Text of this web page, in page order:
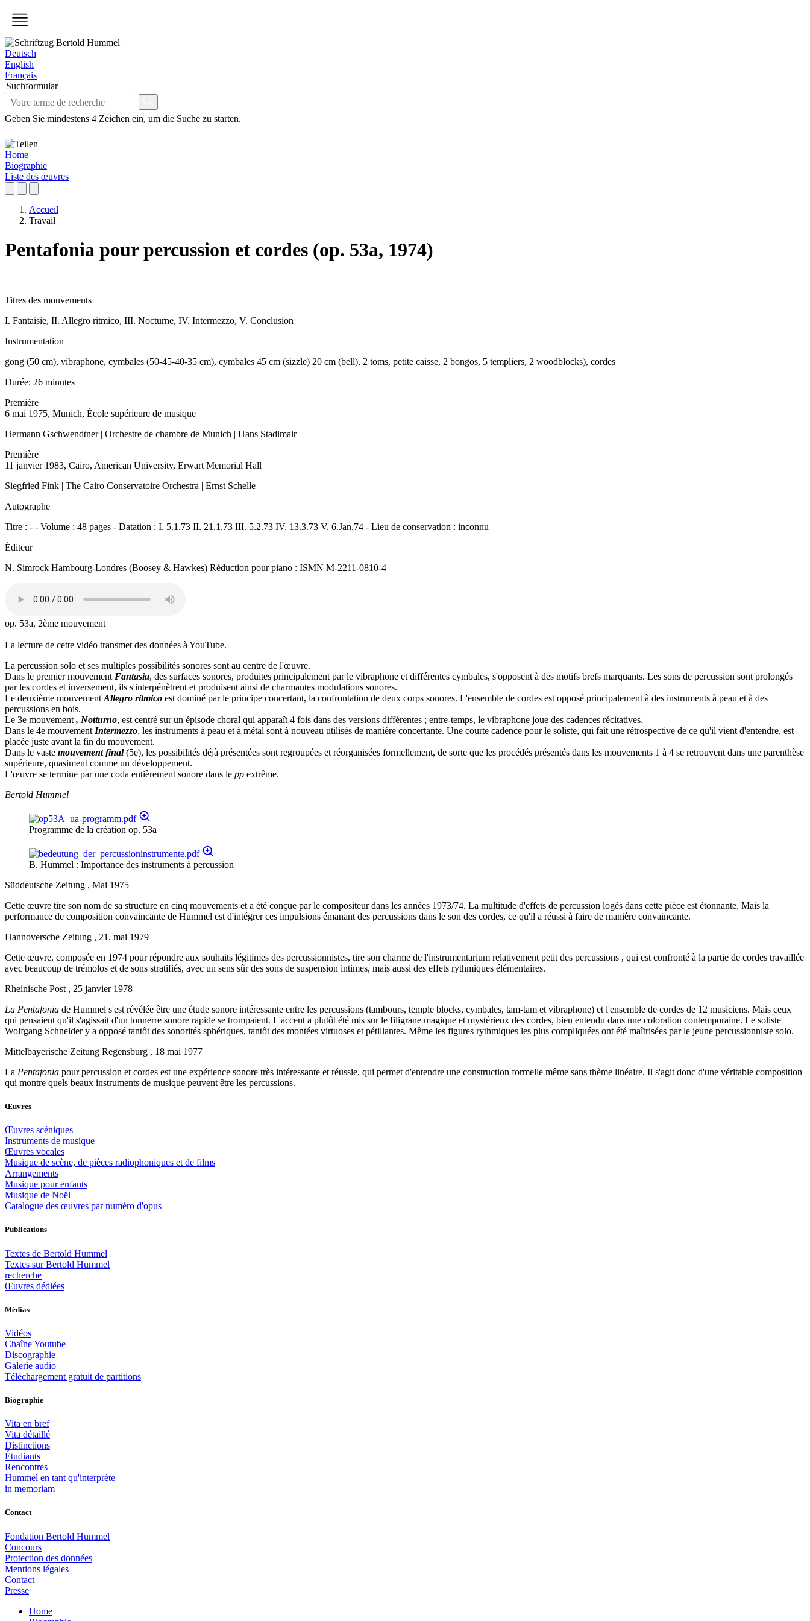
Deutsch
English
Français
Suchformular
Geben Sie mindestens 4 Zeichen ein, um die Suche zu starten.
Home
Biographie
Liste des œuvres
Accueil
Travail
Pentafonia pour percussion et cordes (op. 53a, 1974)
Titres des mouvements
I. Fantaisie, II. Allegro ritmico, III. Nocturne, IV. Intermezzo, V. Conclusion
Instrumentation
gong (50 cm), vibraphone, cymbales (50-45-40-35 cm), cymbales 45 cm (sizzle) 20 cm (bell), 2 toms, petite caisse, 2 bongos, 5 templiers, 2 woodblocks), cordes
Durée: 26 minutes
Première
6 mai 1975, Munich, École supérieure de musique
Hermann Gschwendtner | Orchestre de chambre de Munich | Hans Stadlmair
Première
11 janvier 1983, Cairo, American University, Erwart Memorial Hall
Siegfried Fink | The Cairo Conservatoire Orchestra | Ernst Schelle
Autographe
Titre : - - Volume : 48 pages - Datation : I. 5.1.73 II. 21.1.73 III. 5.2.73 IV. 13.3.73 V. 6.Jan.74 - Lieu de conservation : inconnu
Éditeur
N. Simrock Hambourg-Londres (Boosey & Hawkes) Réduction pour piano : ISMN M-2211-0810-4
op. 53a, 2ème mouvement
La lecture de cette vidéo transmet des données à YouTube.
La percussion solo et ses multiples possibilités sonores sont au centre de l'œuvre.
Dans le premier mouvement Fantasia, des surfaces sonores, produites principalement par le vibraphone et différentes cymbales, s'opposent à des motifs brefs marquants. Les sons de percussion sont prolongés
par les cordes et inversement, ils s'interpénètrent et produisent ainsi de charmantes modulations sonores.
Le deuxième mouvement Allegro ritmico est dominé par le principe concertant, la confrontation de deux corps sonores. L'ensemble de cordes est opposé principalement à des instruments à peau et à des
percussions en bois.
Le 3e mouvement , Notturno, est centré sur un épisode choral qui apparaît 4 fois dans des versions différentes ; entre-temps, le vibraphone joue des cadences récitatives.
Dans le 4e mouvement Intermezzo, les instruments à peau et à métal sont à nouveau utilisés de manière concertante. Une courte cadence pour le soliste, qui fait une rétrospective de ce qu'il vient d'entendre, est
placée juste avant la fin du mouvement.
Dans le vaste mouvement final(5e), les possibilités déjà présentées sont regroupées et réorganisées formellement, de sorte que les procédés présentés dans les mouvements 1 à 4 se retrouvent dans une parenthèse
supérieure, quasiment comme un développement.
L'œuvre se termine par une coda entièrement sonore dans le pp extrême.
Bertold Hummel
Programme de la création op. 53a
B. Hummel : Importance des instruments à percussion
Süddeutsche Zeitung , Mai 1975
Cette œuvre tire son nom de sa structure en cinq mouvements et a été conçue par le compositeur dans les années 1973/74. La multitude d'effets de percussion logés dans cette pièce est étonnante. Mais la
performance de composition convaincante de Hummel est d'intégrer ces impulsions émanant des percussions dans le son des cordes, ce qu'il a réussi à faire de manière convaincante.
Hannoversche Zeitung , 21. mai 1979
Cette œuvre, composée en 1974 pour répondre aux souhaits légitimes des percussionnistes, tire son charme de l'instrumentarium relativement petit des percussions , qui est confronté à la partie de cordes travaillée
avec beaucoup de trémolos et de sons stratifiés, avec un sens sûr des sons de suspension intimes, mais aussi des effets rythmiques élémentaires.
Rheinische Post , 25 janvier 1978
La Pentafonia de Hummel s'est révélée être une étude sonore intéressante entre les percussions (tambours, temple blocks, cymbales, tam-tam et vibraphone) et l'ensemble de cordes de 12 musiciens. Mais ceux
qui pensaient qu'il s'agissait d'un tonnerre sonore rapide se trompaient. L'accent a plutôt été mis sur le filigrane magique et mystérieux des cordes, bien entendu dans une coloration contemporaine. Le soliste
Wolfgang Schneider y a opposé tantôt des sonorités sphériques, tantôt des montées virtuoses et pétillantes. Même les figures rythmiques les plus compliquées ont été maîtrisées par le jeune percussionniste solo.
Mittelbayerische Zeitung Regensburg , 18 mai 1977
La Pentafonia pour percussion et cordes est une expérience sonore très intéressante et réussie, qui permet d'entendre une construction formelle même sans thème linéaire. Il s'agit donc d'une véritable composition
qui montre quels beaux instruments de musique peuvent être les percussions.
Œuvres
Œuvres scéniques
Instruments de musique
Œuvres vocales
Musique de scène, de pièces radiophoniques et de films
Arrangements
Musique pour enfants
Musique de Noël
Catalogue des œuvres par numéro d'opus
Publications
Textes de Bertold Hummel
Textes sur Bertold Hummel
recherche
Œuvres dédiées
Médias
Vidéos
Chaîne Youtube
Discographie
Galerie audio
Téléchargement gratuit de partitions
Biographie
Vita en bref
Vita détaillé
Distinctions
Étudiants
Rencontres
Hummel en tant qu'interprète
in memoriam
Contact
Fondation Bertold Hummel
Concours
Protection des données
Mentions légales
Contact
Presse
Home